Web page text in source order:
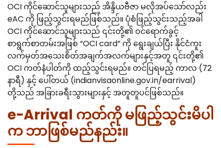
OCI ကိုင်ဆောင်သူများသည် အိန္ဒိယဗီဇာ မလိုအပ်သော်လည်း
eAC ကို ဖြည့်သွင်းရမည်ဖြစ်သည်။ ပုံစံဖြည့်သွင်းသည့်အခါ
OCI ကိုင်ဆောင်သူများသည် ၎င်းတို့၏ ဝင်ရောက်ခွင့်
စာရွက်စာတမ်းအဖြစ် “OCI card” ကို ရွေးချယ်ပြီး နိုင်ငံကူး
လက်မှတ်အသေးစိတ်အချက်အလက်များနှင့်အတူ ၎င်းတို့၏
OCI ကတ်နံပါတ်ကို ထည့်သွင်းရမည်။ တင်ပြရမည့် ကာလ (72
နာရီ) နှင့် ပေါ်တယ် (indianvisaonline.gov.in/earrival)
တို့သည် အခြားခရီးသွားများနှင့် အတူတူပင်ဖြစ်သည်။
e-Arrival ကတ်ကို မဖြည့်သွင်းမိပါ
က ဘာဖြစ်မည်နည်း။